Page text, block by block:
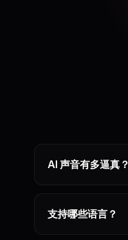
AI 声音有多逼真？
支持哪些语言？